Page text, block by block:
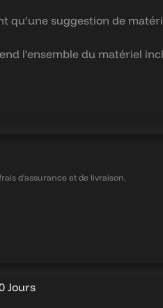
qu’une suggestion de
l’ensemble du matériel
d'assurance et de livraison.
Jours